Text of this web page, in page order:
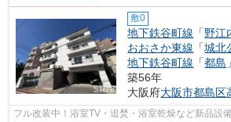
敷0
地下鉄谷町線 「野江
おおさか東線 「城北
地下鉄谷町線 「都島
築56年
大阪府大阪市都島区
フル改装中！浴室TV・追焚・浴室乾燥など新品設